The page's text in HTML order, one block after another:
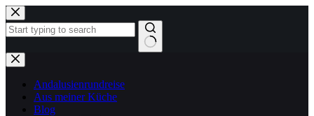
Zum
Inhalt
springen
Keine
Ergebnisse
Andalusienrundreise
Aus meiner Küche
Blog